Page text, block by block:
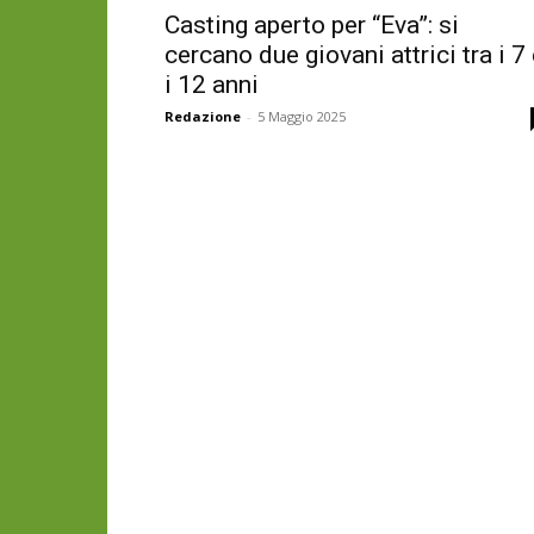
Casting aperto per “Eva”: si
cercano due giovani attrici tra i 7
i 12 anni
Redazione - 5 Maggio 2025